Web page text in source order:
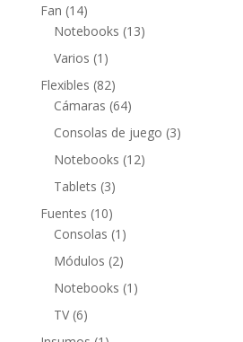
Fan 1414
productos
Notebooks 1313
Varios 1 1
producto
Flexibles 8282
productos
Cámaras 6464
productos
Consolas de juego 33
Notebooks 1212
Tablets 33
productos
Fuentes 1010
productos
Consolas 1 1
producto
Módulos 22
productos
Notebooks 1 1
TV 66
productos